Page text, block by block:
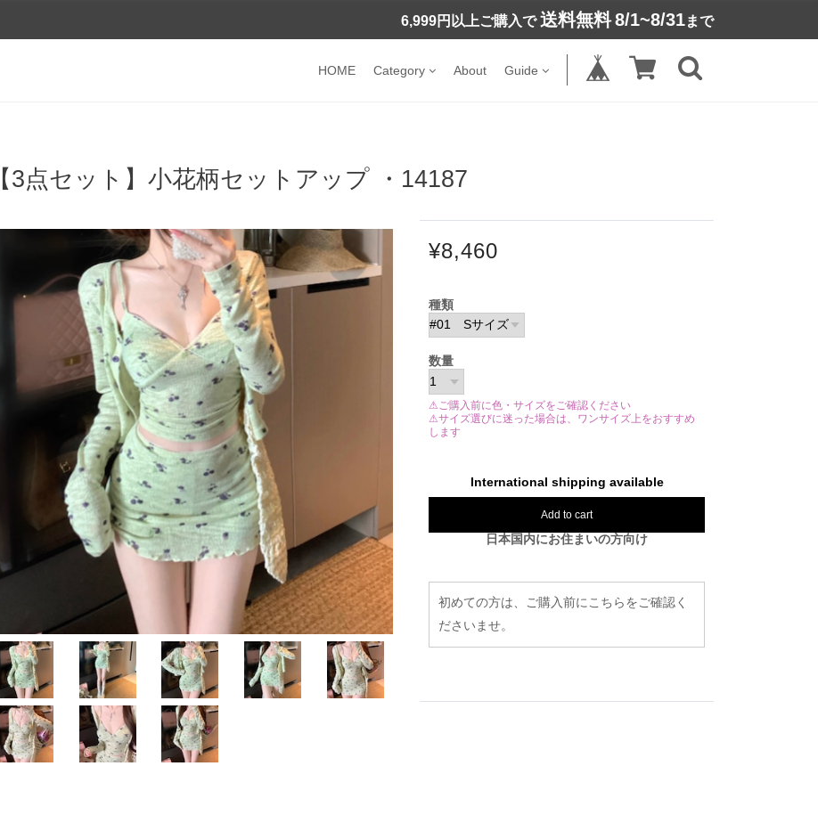
6,999円以上ご購入で 送料無料8/1~8/31まで
HOME Category About Guide
【3点セット】小花柄セットアップ ・14187
¥8,460
種類
数量
⚠ご購入前に色・サイズをご確認ください
⚠サイズ選びに迷った場合は、ワンサイズ上をおすすめ
します
International shipping available
Add to cart
日本国内にお住まいの方向け
初めての方は、ご購入前にこちらをご確認く
ださいませ。